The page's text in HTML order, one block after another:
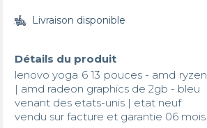
Livraison disponible
Détails du produit
lenovo yoga 6 13 pouces - amd
| amd radeon graphics de 2gb - bleu
venant des etats-unis | etat neuf
vendu sur facture et garantie 06 mois